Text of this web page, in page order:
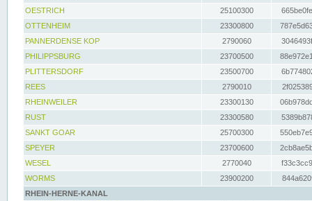
OESTRICH
25100300
OTTENHEIM
23300800
PANNERDENSE KOP
2790060
PHILIPPSBURG
23700500
PLITTERSDORF
23500700
REES
2790010
RHEINWEILER
23300130
RUST
23300580
SANKT GOAR
25700300
SPEYER
23700600
WESEL
2770040
WORMS
23900200
RHEIN-HERNE-KANAL